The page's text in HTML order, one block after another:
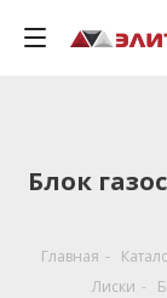
Блок
Главная -
Лиски -